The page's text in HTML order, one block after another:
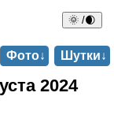
🌞 /🌒
Фото↓ Шутки↓
2024